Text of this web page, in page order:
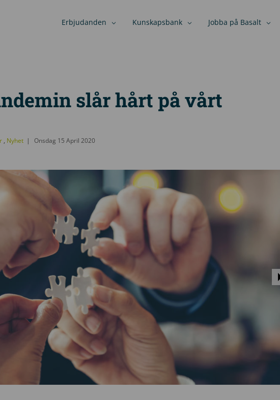
Erbjudanden Kunskapsbank Jobba på Basalt
slår hårt på vårt
, Nyhet Onsdag 15 April 2020